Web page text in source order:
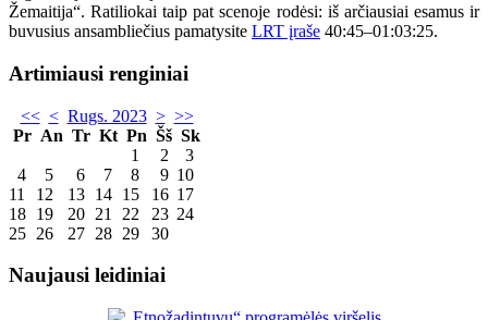
Žemaitija“. Ratiliokai taip pat scenoje rodėsi: iš arčiausiai esamus ir
buvusius ansambliečius pamatysite LRT įraše 40:45–01:03:25.
Artimiausi renginiai
<< < Rugs. 2023 > >>
Pr An Tr Kt Pn Šš Sk
1
2
3
4
5 6 7 8 9 10
11
12 13 14 15 16 17
18 19 20 21 22 23 24
25 26 27 28 29 30
Naujausi leidiniai